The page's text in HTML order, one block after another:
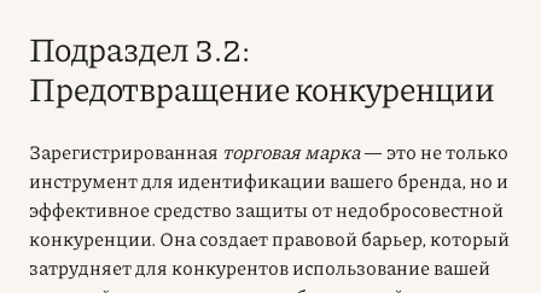
Подраздел 3.2:
Предотвращение конкуренции
Зарегистрированная торговая марка— это не только
инструмент для идентификации вашего бренда, но и
эффективное средство защиты от недобросовестной
конкуренции. Она создает правовой барьер, который
затрудняет для конкурентов использование вашей